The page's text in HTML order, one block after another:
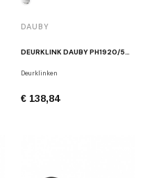
DAUBY
Deurklinken
€ 138,84